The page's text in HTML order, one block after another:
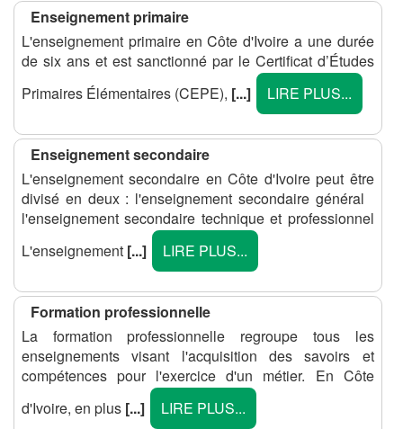
Enseignement primaire
L'enseignement primaire en Côte d'Ivoire a une durée
de six ans et est sanctionné par le Certificat d’Études
Primaires Élémentaires (CEPE), [...] LIRE PLUS...
Enseignement secondaire
L'enseignement secondaire en Côte d'Ivoire peut être
divisé en deux : l'enseignement secondaire général
l'enseignement secondaire technique et professionnel
L'enseignement [...] LIRE PLUS...
Formation professionnelle
La formation professionnelle regroupe tous les
enseignements visant l'acquisition des savoirs et
compétences pour l'exercice d'un métier. En Côte
d'Ivoire, en plus [...] LIRE PLUS...